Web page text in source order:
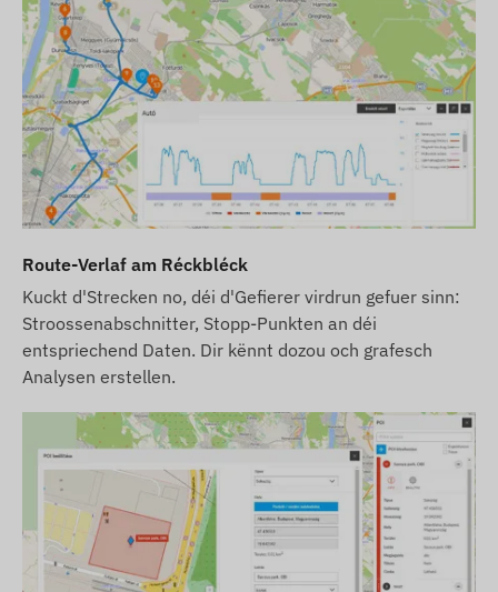
Route-Verlaf am Réckbléck
Kuckt d'Strecken no, déi d'Gefierer virdrun gefuer sinn:
Stroossenabschnitter, Stopp-Punkten an déi
entspriechend Daten. Dir kënnt dozou och grafesch
Analysen erstellen.